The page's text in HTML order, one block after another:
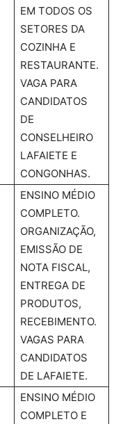
EM TODOS OS
SETORES DA
COZINHA E
RESTAURANTE.
VAGA PARA
CANDIDATOS
DE
CONSELHEIRO
LAFAIETE E
CONGONHAS.
ENSINO MÉDIO
COMPLETO.
ORGANIZAÇÃO,
EMISSÃO DE
NOTA FISCAL,
ENTREGA DE
PRODUTOS,
RECEBIMENTO.
VAGAS PARA
CANDIDATOS
DE LAFAIETE.
ENSINO MÉDIO
COMPLETO E